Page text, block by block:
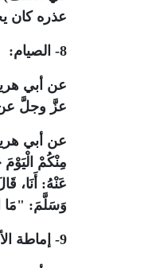
عذره كان
8- الصيام:
عن أبي
عزَّ وجلَّ عن
عن أبي
مِنْكُمْ
عَنْهُ: ‏أَنَا،
وَسَلَّمَ: "‏مَا
9- إماطة الأذى: